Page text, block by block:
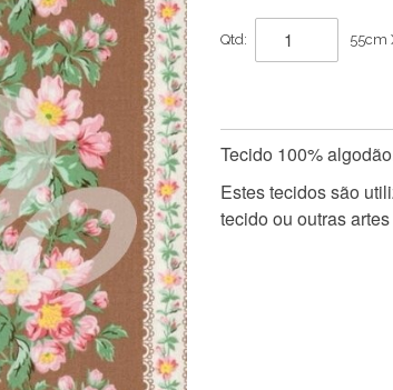
Qtd: 55cm
Tecido 100%
Estes tecidos são
tecido ou outras